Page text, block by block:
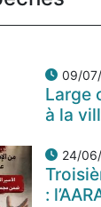
09/
Large
à la
24/
: